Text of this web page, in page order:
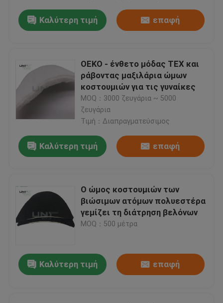
Καλύτερη τιμή επαφή
OEKO - ένθετο μόδας TEX και
ράβοντας μαξιλάρια ώμων
κοστουμιών για τις γυναίκες
MOQ：3000 ζευγάρια ~ 5000
ζευγάρια
Τιμή：Διαπραγματεύσιμος
Καλύτερη τιμή επαφή
Ο ώμος κοστουμιών των
βιώσιμων ατόμων πολυεστέρα
γεμίζει τη διάτρηση βελόνων
MOQ：500 μέτρα
Καλύτερη τιμή επαφή